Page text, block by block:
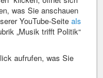
was Sie anschauen
YouTube-Seite als
„Musik trifft Politik“
aufrufen, was Sie